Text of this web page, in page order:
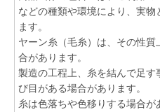
などの種類や環境により、実物
ます。
ヤーン糸（毛糸）は、その性
合があります。
製造の工程上、糸を結んで足
び目がある場合があります。
糸は色落ちや色移りする場合が